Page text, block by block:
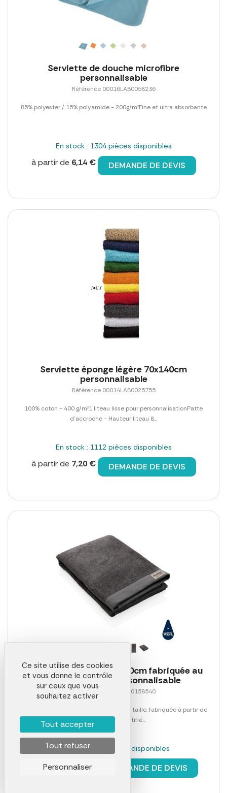
Serviette de douche microfibre
personnalisable
Référence 00016LAB0058236
85% polyester / 15% polyamide - 200g/m²Fine et ultra absorbante
En stock : 1304 pièces disponibles
à partir de 6,14 € DEMANDE DE DEVIS
Serviette éponge légère 70x140cm
personnalisable
Référence 00014LAB0025755
100% coton - 400 g/m²1 liteau lisse pour personnalisationPatte
d'accroche - Hauteur liteau 8...
En stock : 1112 pièces disponibles
à partir de 7,20 € DEMANDE DE DEVIS
Serviette de bain 70 x 140cm fabriquée au
portugal Aware personnalisable
Référence 00027LAB0158540
Serviette de bain 500 grammes, grande taille, fabriquée à partir de
70% de coton certifié...
En stock : 535 pièces disponibles
à partir de14,96 € DEMANDE DE DEVIS
Ce site utilise des cookies
et vous donne le contrôle
sur ceux que vous
souhaitez activer
Tout accepter
Tout refuser
Personnaliser